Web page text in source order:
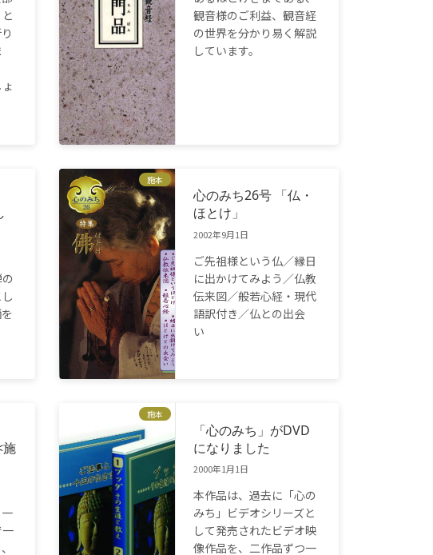
観音様のご利益、観音経
の世界を分かり易く解説
しています。
施本
心のみち26号 「仏・
ほとけ」
2002年9月1日
ご先祖様という仏／縁日
に出かけてみよう／仏教
伝来図／般若心経・現代
語訳付き／仏との出会
い
施
施本
「心のみち」がDVD
になりました
2000年1月1日
本作品は、過去に「心の
みち」ビデオシリーズと
して発売されたビデオ映
像作品を、二作品ずつ一